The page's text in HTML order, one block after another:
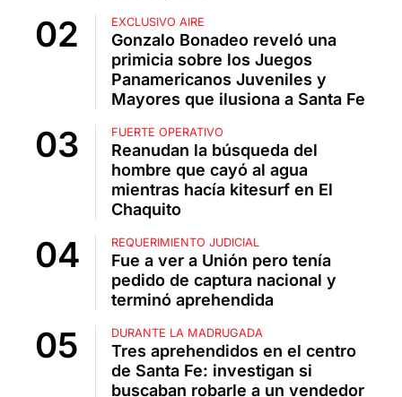
EXCLUSIVO AIRE
Gonzalo Bonadeo reveló una
primicia sobre los Juegos
Panamericanos Juveniles y
Mayores que ilusiona a Santa Fe
FUERTE OPERATIVO
Reanudan la búsqueda del
hombre que cayó al agua
mientras hacía kitesurf en El
Chaquito
REQUERIMIENTO JUDICIAL
Fue a ver a Unión pero tenía
pedido de captura nacional y
terminó aprehendida
DURANTE LA MADRUGADA
Tres aprehendidos en el centro
de Santa Fe: investigan si
buscaban robarle a un vendedor